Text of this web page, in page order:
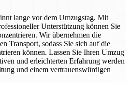
lange vor dem Umzugstag. Mit
Unterstützung können Sie
Wir übernehmen die
Transport, sodass Sie sich auf die
können. Lassen Sie Ihren Umzug
und erleichterten Erfahrung werden
und einem vertrauenswürdigen